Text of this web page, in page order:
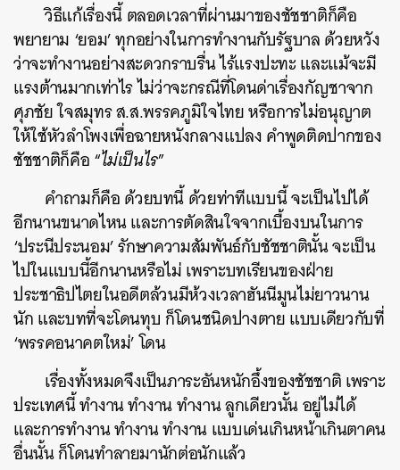
วิธีแก้เรื่องนี้ ตลอดเวลาที่ผ่านมาของชัชชาติก็คือ
พยายาม ‘ยอม’ ทุกอย่างในการทำงานกับรัฐบาล ด้วยหวัง
ว่าจะทำงานอย่างสะดวกราบรื่น ไร้แรงปะทะ และแม้จะมี
แรงต้านมากเท่าไร ไม่ว่าจะกรณีที่โดนด่าเรื่องกัญชาจาก
ศุภชัย ใจสมุทร ส.ส.พรรคภูมิใจไทย หรือการไม่อนุญาต
ให้ใช้หัวลำโพงเพื่อฉายหนังกลางแปลง คำพูดติดปากของ
ชัชชาติก็คือ “ไม่เป็นไร”
คำถามก็คือ ด้วยบทนี้ ด้วยท่าทีแบบนี้ จะเป็นไปได้
อีกนานขนาดไหน และการตัดสินใจจากเบื้องบนในการ
‘ประนีประนอม’ รักษาความสัมพันธ์กับชัชชาตินั้น จะเป็น
ไปในแบบนี้อีกนานหรือไม่ เพราะบทเรียนของฝ่าย
ประชาธิปไตยในอดีตล้วนมีห้วงเวลาฮันนีมูนไม่ยาวนาน
นัก และบทที่จะโดนทุบ ก็โดนชนิดปางตาย แบบเดียวกับที่
‘พรรคอนาคตใหม่’ โดน
เรื่องทั้งหมดจึงเป็นภาระอันหนักอึ้งของชัชชาติ เพราะ
ประเทศนี้ ทำงาน ทำงาน ทำงาน ลูกเดียวนั้น อยู่ไม่ได้
และการทำงาน ทำงาน ทำงาน แบบเด่นเกินหน้าเกินตาคน
อื่นนั้น ก็โดนทำลายมานักต่อนักแล้ว